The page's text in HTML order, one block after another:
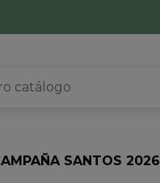
SANTOS 2026